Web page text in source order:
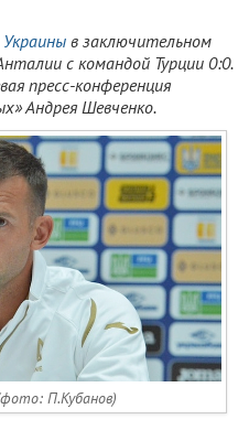
Украины в заключительном
с командой Турции 0:0.
пресс-конференция
Андрея Шевченко.
П.Кубанов)